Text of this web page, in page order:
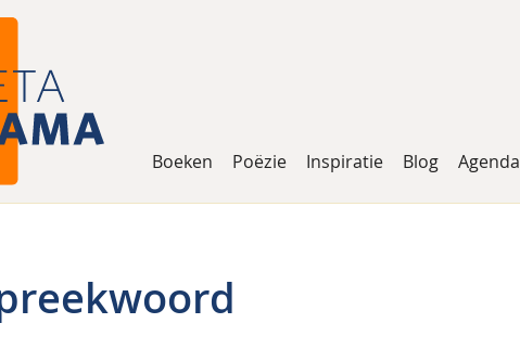
Boeken Poëzie Inspiratie Blog Agenda